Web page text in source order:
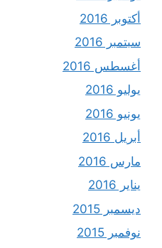
أكتوبر 2016
سبتمبر 2016
أغسطس 2016
يوليو 2016
يونيو 2016
أبريل 2016
مارس 2016
يناير 2016
ديسمبر 2015
نوفمبر 2015